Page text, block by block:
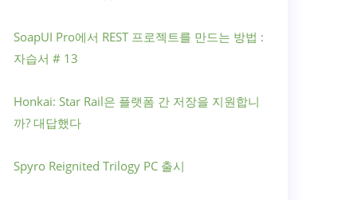
SoapUI Pro에서 REST 프로젝트를 만드는 방법 :
자습서 # 13
Honkai: Star Rail은 플랫폼 간 저장을 지원합니
까? 대답했다
Spyro Reignited Trilogy PC 출시